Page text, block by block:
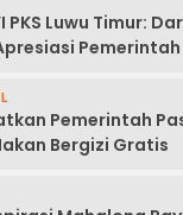
PKS Luwu Timur:
Pemerintah
Bergizi Gratis